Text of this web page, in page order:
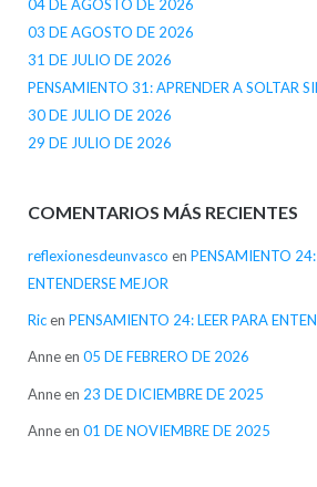
04 DE AGOSTO DE 2026
03 DE AGOSTO DE 2026
31 DE JULIO DE 2026
PENSAMIENTO 31: APRENDER A SOLTAR
30 DE JULIO DE 2026
29 DE JULIO DE 2026
COMENTARIOS MÁS RECIENTES
reflexionesdeunvasco en PENSAMIENTO 24:
ENTENDERSE MEJOR
Ricen PENSAMIENTO 24: LEER PARA
Anneen 05 DE FEBRERO DE 2026
Anneen 23 DE DICIEMBRE DE 2025
Anneen 01 DE NOVIEMBRE DE 2025